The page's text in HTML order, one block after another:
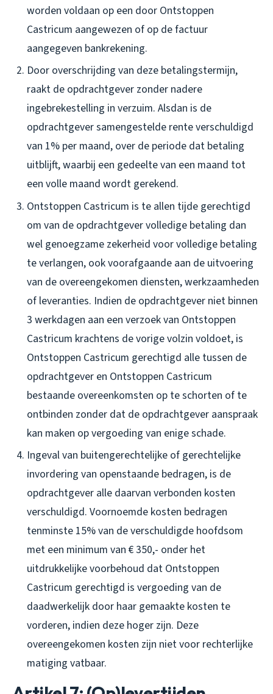
worden voldaan op een door Ontstoppen
Castricum aangewezen of op de factuur
aangegeven bankrekening.
Door overschrijding van deze betalingstermijn,
raakt de opdrachtgever zonder nadere
ingebrekestelling in verzuim. Alsdan is de
opdrachtgever samengestelde rente verschuldigd
van 1% per maand, over de periode dat betaling
uitblijft, waarbij een gedeelte van een maand tot
een volle maand wordt gerekend.
Ontstoppen Castricum is te allen tijde gerechtigd
om van de opdrachtgever volledige betaling dan
wel genoegzame zekerheid voor volledige betaling
te verlangen, ook voorafgaande aan de uitvoering
van de overeengekomen diensten, werkzaamheden
of leveranties. Indien de opdrachtgever niet binnen
3 werkdagen aan een verzoek van Ontstoppen
Castricum krachtens de vorige volzin voldoet, is
Ontstoppen Castricum gerechtigd alle tussen de
opdrachtgever en Ontstoppen Castricum
bestaande overeenkomsten op te schorten of te
ontbinden zonder dat de opdrachtgever aanspraak
kan maken op vergoeding van enige schade.
Ingeval van buitengerechtelijke of gerechtelijke
invordering van openstaande bedragen, is de
opdrachtgever alle daarvan verbonden kosten
verschuldigd. Voornoemde kosten bedragen
tenminste 15% van de verschuldigde hoofdsom
met een minimum van € 350,- onder het
uitdrukkelijke voorbehoud dat Ontstoppen
Castricum gerechtigd is vergoeding van de
daadwerkelijk door haar gemaakte kosten te
vorderen, indien deze hoger zijn. Deze
overeengekomen kosten zijn niet voor rechterlijke
matiging vatbaar.